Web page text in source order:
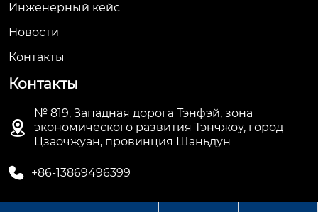
Инженерный кейс
Новости
Контакты
Контакты

№ 819, Западная дорога Тэнфэй, зона
экономического развития Тэнчжоу, город
Цзаочжуан, провинция Шаньдун
 +86-13869496399